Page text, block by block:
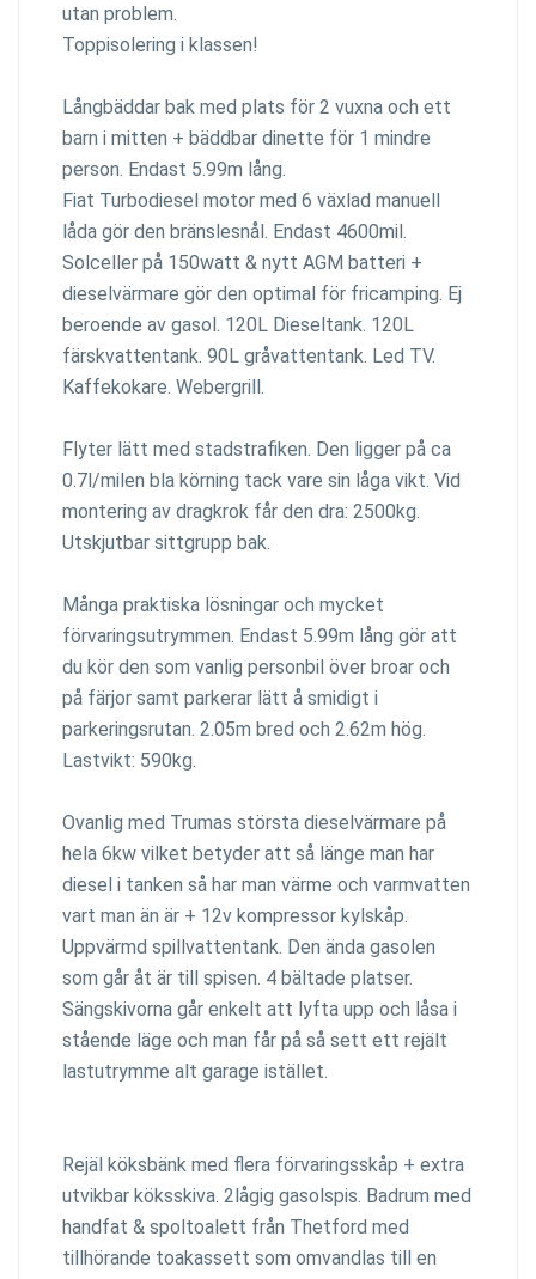
utan problem.
Toppisolering i klassen!
Långbäddar bak med plats för 2 vuxna och ett
barn i mitten + bäddbar dinette för 1 mindre
person. Endast 5.99m lång.
Fiat Turbodiesel motor med 6 växlad manuell
låda gör den bränslesnål. Endast 4600mil.
Solceller på 150watt & nytt AGM batteri +
dieselvärmare gör den optimal för fricamping. Ej
beroende av gasol. 120L Dieseltank. 120L
färskvattentank. 90L gråvattentank. Led TV.
Kaffekokare. Webergrill.
Flyter lätt med stadstrafiken. Den ligger på ca
0.7l/milen bla körning tack vare sin låga vikt. Vid
montering av dragkrok får den dra: 2500kg.
Utskjutbar sittgrupp bak.
Många praktiska lösningar och mycket
förvaringsutrymmen. Endast 5.99m lång gör att
du kör den som vanlig personbil över broar och
på färjor samt parkerar lätt å smidigt i
parkeringsrutan. 2.05m bred och 2.62m hög.
Lastvikt: 590kg.
Ovanlig med Trumas största dieselvärmare på
hela 6kw vilket betyder att så länge man har
diesel i tanken så har man värme och varmvatten
vart man än är + 12v kompressor kylskåp.
Uppvärmd spillvattentank. Den ända gasolen
som går åt är till spisen. 4 bältade platser.
Sängskivorna går enkelt att lyfta upp och låsa i
stående läge och man får på så sett ett rejält
lastutrymme alt garage istället.
Rejäl köksbänk med flera förvaringsskåp + extra
utvikbar köksskiva. 2lågig gasolspis. Badrum med
handfat & spoltoalett från Thetford med
tillhörande toakassett som omvandlas till en